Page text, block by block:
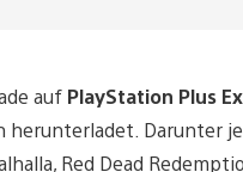
auf PlayStation Plus
herunterladet. Darunter
Red Dead